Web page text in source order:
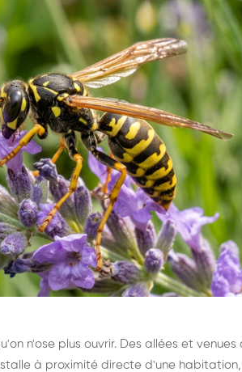
n'ose plus ouvrir. Des allées et venues
à proximité directe d'une